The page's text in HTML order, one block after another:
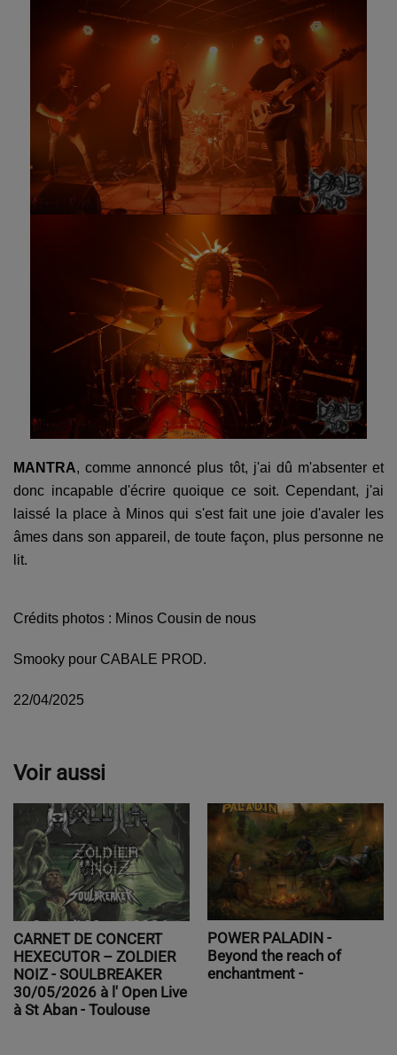
MANTRA, comme annoncé plus tôt, j'ai dû m'absenter et
donc incapable d'écrire quoique ce soit. Cependant, j'ai
laissé la place à Minos qui s'est fait une joie d'avaler les
âmes dans son appareil, de toute façon, plus personne ne
lit.
Crédits photos : Minos Cousin de nous
Smooky pour CABALE PROD.
22/04/2025
Voir aussi
CARNET DE CONCERT
HEXECUTOR – ZOLDIER
NOIZ - SOULBREAKER
30/05/2026 à l' Open Live
à St Aban - Toulouse
POWER PALADIN -
Beyond the reach of
enchantment -